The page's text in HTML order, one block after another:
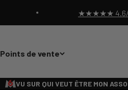
★★★★★ 4.6/5 | +10000
Points de vente
VU SUR QUI VEUT ÊTRE MON